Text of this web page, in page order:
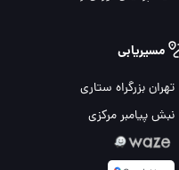
مسیریابی
تهران بزرگراه ستاری
نبش پیامبر مرکزی